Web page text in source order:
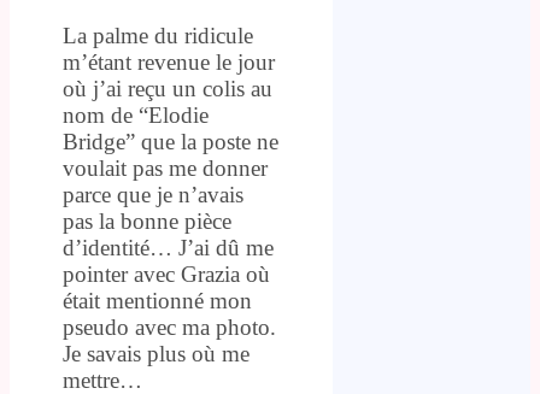
La palme du ridicule
m’étant revenue le jour
où j’ai reçu un colis au
nom de “Elodie
Bridge” que la poste ne
voulait pas me donner
parce que je n’avais
pas la bonne pièce
d’identité… J’ai dû me
pointer avec Grazia où
était mentionné mon
pseudo avec ma photo.
Je savais plus où me
mettre…